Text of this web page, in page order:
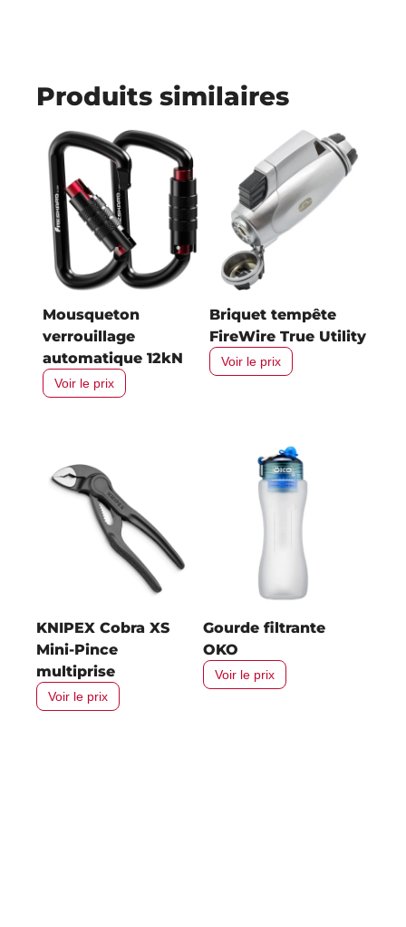
Produits similaires
Mousqueton
verrouillage
automatique 12kN
Voir le prix
Briquet tempête
FireWire True Utility
Voir le prix
KNIPEX Cobra XS
Mini-Pince
multiprise
Voir le prix
Gourde filtrante
OKO
Voir le prix